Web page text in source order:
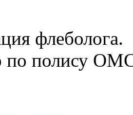
флеболога.
по полису